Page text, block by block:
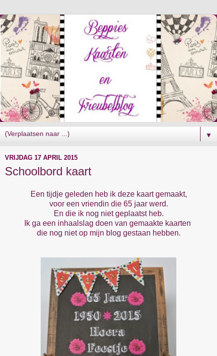
▼
VRIJDAG 17 APRIL 2015
Schoolbord kaart
Een tijdje geleden heb ik deze kaart gemaakt,
voor een vriendin die 65 jaar werd.
En die ik nog niet geplaatst heb.
Ik ga een inhaalslag doen van gemaakte kaarten
die nog niet op mijn blog gestaan hebben.